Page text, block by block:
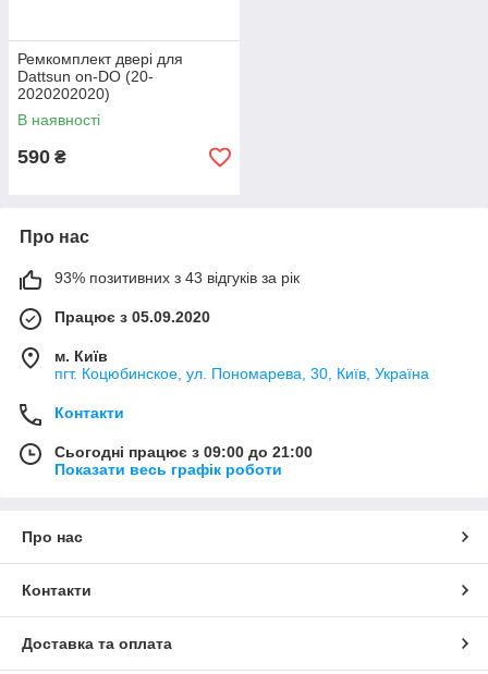
Ремкомплект двері для
Dattsun on-DO (20-
2020202020)
В наявності
590 ₴
Про нас
93% позитивних з 43 відгуків за рік
Працює з 05.09.2020
м. Київ
пгт. Коцюбинское, ул. Пономарева, 30, Київ, Україна
Контакти
Сьогодні працює з 09:00 до 21:00
Показати весь графік роботи
Про нас
Контакти
Доставка та оплата